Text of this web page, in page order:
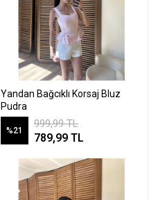
Yandan Bağcıklı Korsaj Bluz
Pudra
%21
999,99 TL
789,99 TL